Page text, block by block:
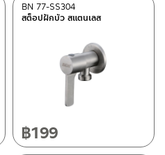
สินค้าปรับราคาลดลง
สต็อปฝักบัว สแตนเลส
BN 77-SS304
฿199